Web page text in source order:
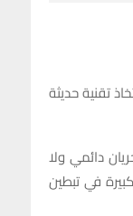
تقنية حديثة
دائمي ولا
في تبطين